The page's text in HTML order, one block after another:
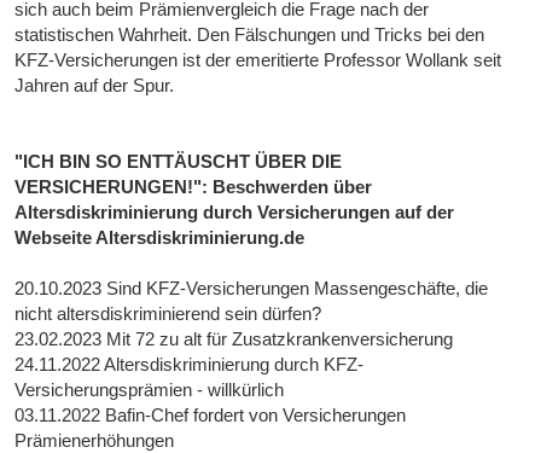
sich auch beim Prämienvergleich die Frage nach der
statistischen Wahrheit. Den Fälschungen und Tricks bei den
KFZ-Versicherungen ist der emeritierte Professor Wollank seit
Jahren auf der Spur.
"ICH BIN SO ENTTÄUSCHT ÜBER DIE
VERSICHERUNGEN!": Beschwerden über
Altersdiskriminierung durch Versicherungen auf der
Webseite Altersdiskriminierung.de
20.10.2023 Sind KFZ-Versicherungen Massengeschäfte, die
nicht altersdiskriminierend sein dürfen?
23.02.2023 Mit 72 zu alt für Zusatzkrankenversicherung
24.11.2022 Altersdiskriminierung durch KFZ-
Versicherungsprämien - willkürlich
03.11.2022 Bafin-Chef fordert von Versicherungen
Prämienerhöhungen